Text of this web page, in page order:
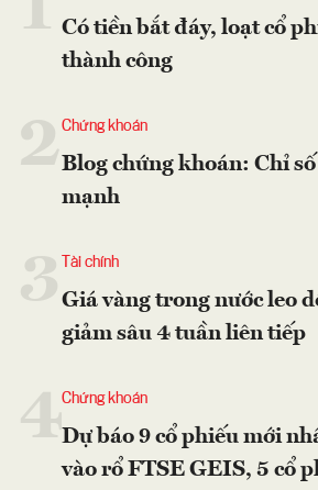
Có tiền bắt đáy, loạt cổ
thành công
2Chứng khoán
Blog chứng khoán: Chỉ
mạnh
Tài chính
Giá vàng trong nước leo
giảm sâu 4 tuần liên tiếp
4Chứng khoán
Dự báo 9 cổ phiếu mới
vào rổ FTSE GEIS, 5 cổ